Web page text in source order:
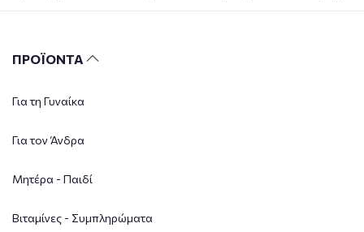
ΠΡΟΪΟΝΤΑ
Για τη Γυναίκα
Για τον Άνδρα
Μητέρα - Παιδί
Βιταμίνες - Συμπληρώματα